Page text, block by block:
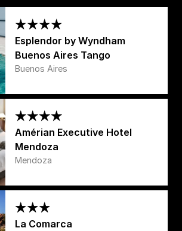
Esplendor by Wyndham
Buenos Aires Tango
Buenos Aires
Amérian Executive Hotel
Mendoza
Mendoza
La Comarca